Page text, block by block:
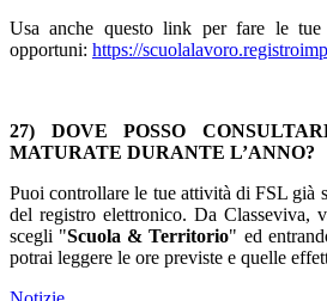
Usa anche questo link per fare le tue
opportuni: https://
27) DOVE POSSO
MATURATE DURANTE L’ANNO?
Puoi controllare le tue attività di FSL già
del registro elettronico. Da Classeviva,
scegli "Scuola & Territorio" ed
potrai leggere le ore previste e quelle